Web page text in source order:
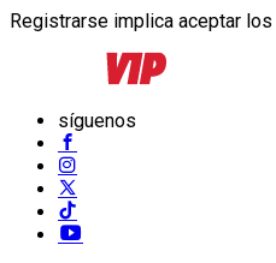
Registrarse implica aceptar los
síguenos